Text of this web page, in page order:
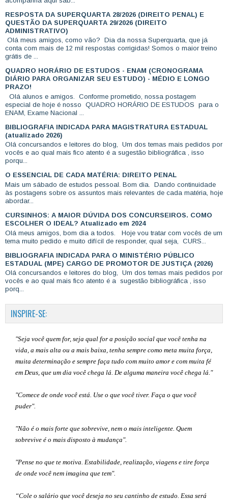
RESPOSTA DA SUPERQUARTA 28/2026 (DIREITO PENAL) E
QUESTÃO DA SUPERQUARTA 29/2026 (DIREITO
ADMINISTRATIVO)
Olá meus amigos, como vão? Dia da nossa Superquarta, que já
conta com mais de 12 mil respostas corrigidas! Somos o maior treino
grátis de ...
QUADRO HORÁRIO DE ESTUDOS - ENAM (CRONOGRAMA
DIÁRIO PARA ORGANIZAR SEU ESTUDO) - MÉDIO E LONGO
PRAZO!
Olá alunos e amigos. Conforme prometido, nossa postagem
especial de hoje é nosso QUADRO HORÁRIO DE ESTUDOS para o
ENAM, Exame Nacional ...
BIBLIOGRAFIA INDICADA PARA MAGISTRATURA ESTADUAL
(atualizado 2026)
Olá concursandos e leitores do blog, Um dos temas mais pedidos por
vocês e ao qual mais fico atento é a sugestão bibliográfica , isso
porqu...
O ESSENCIAL DE CADA MATÉRIA: DIREITO PENAL
Mais um sábado de estudos pessoal. Bom dia. Dando continuidade
às postagens sobre os assuntos mais relevantes de cada matéria, hoje
abordar...
CURSINHOS: A MAIOR DÚVIDA DOS CONCURSEIROS. COMO
ESCOLHER O IDEAL? Atualizado em 2024
Olá meus amigos, bom dia a todos. Hoje vou tratar com vocês de um
tema muito pedido e muito difícil de responder, qual seja, CURS...
BIBLIOGRAFIA INDICADA PARA O MINISTÉRIO PÚBLICO
ESTADUAL (MPE) CARGO DE PROMOTOR DE JUSTIÇA (2026)
Olá concursandos e leitores do blog, Um dos temas mais pedidos por
vocês e ao qual mais fico atento é a sugestão bibliográfica , isso
porq...
INSPIRE-SE:
"Seja você quem for, seja qual for a posição social que você tenha na
vida, a mais alta ou a mais baixa, tenha sempre como meta muita força,
muita determinação e sempre faça tudo com muito amor e com muita fé
em Deus, que um dia você chega lá. De alguma maneira você chega lá."
"Comece de onde você está. Use o que você tiver. Faça o que você
puder".
"Não é o mais forte que sobrevive, nem o mais inteligente. Quem
sobrevive é o mais disposto à mudança".
"Pense no que te motiva. Estabilidade, realização, viagens e tire força
de onde você nem imagina que tem".
“Cole o salário que você deseja no seu cantinho de estudo. Essa será